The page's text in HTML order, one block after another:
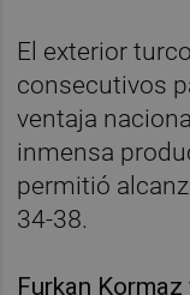
El exterior
consecutivos
ventaja
inmensa
permitió
34-38.
Furkan